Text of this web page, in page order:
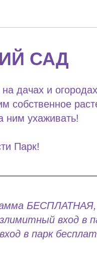
САД
дачах и
собственное
ним ухаживать!
Парк!
вход в
в парк